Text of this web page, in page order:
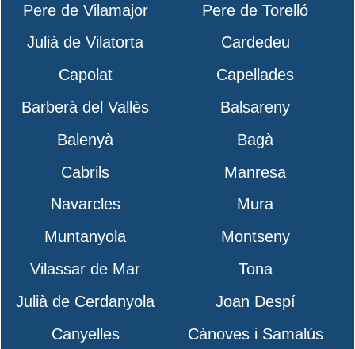
Pere de Vilamajor
Pere de Torelló
Julià de Vilatorta
Cardedeu
Capolat
Capellades
Barberà del Vallès
Balsareny
Balenyà
Bagà
Cabrils
Manresa
Navarcles
Mura
Muntanyola
Montseny
Vilassar de Mar
Tona
Julià de Cerdanyola
Joan Despí
Canyelles
Cànoves i Samalús